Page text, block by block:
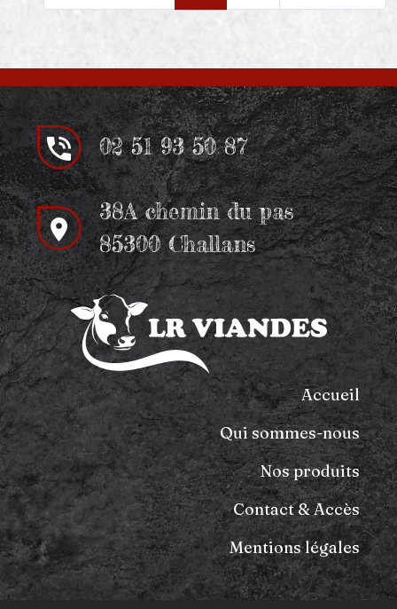
02 51 93 50 87
38A chemin du pas
85300 Challans
Accueil
Qui sommes-nous
Nos produits
Contact & Accès
Mentions légales